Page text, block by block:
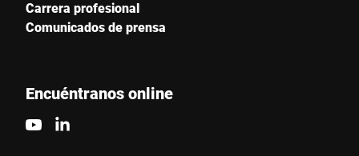
Carrera profesional
Comunicados de prensa
Encuéntranos online